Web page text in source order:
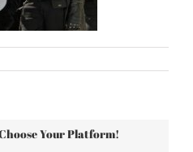
Your Platform!